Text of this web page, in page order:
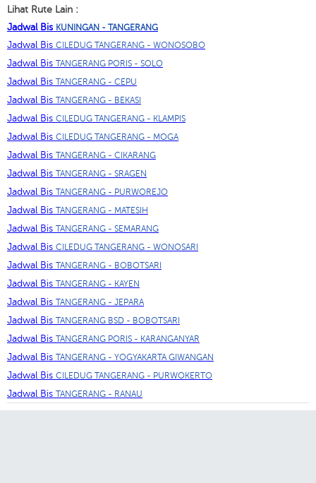
Lihat Rute Lain :
Jadwal Bis KUNINGAN - TANGERANG
Jadwal Bis CILEDUG TANGERANG - WONOSOBO
Jadwal Bis TANGERANG PORIS - SOLO
Jadwal Bis TANGERANG - CEPU
Jadwal Bis TANGERANG - BEKASI
Jadwal Bis CILEDUG TANGERANG - KLAMPIS
Jadwal Bis CILEDUG TANGERANG - MOGA
Jadwal Bis TANGERANG - CIKARANG
Jadwal Bis TANGERANG - SRAGEN
Jadwal Bis TANGERANG - PURWOREJO
Jadwal Bis TANGERANG - MATESIH
Jadwal Bis TANGERANG - SEMARANG
Jadwal Bis CILEDUG TANGERANG - WONOSARI
Jadwal Bis TANGERANG - BOBOTSARI
Jadwal Bis TANGERANG - KAYEN
Jadwal Bis TANGERANG - JEPARA
Jadwal Bis TANGERANG BSD - BOBOTSARI
Jadwal Bis TANGERANG PORIS - KARANGANYAR
Jadwal Bis TANGERANG - YOGYAKARTA GIWANGAN
Jadwal Bis CILEDUG TANGERANG - PURWOKERTO
Jadwal Bis TANGERANG - RANAU